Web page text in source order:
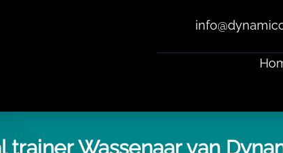
trainer Wassenaar van